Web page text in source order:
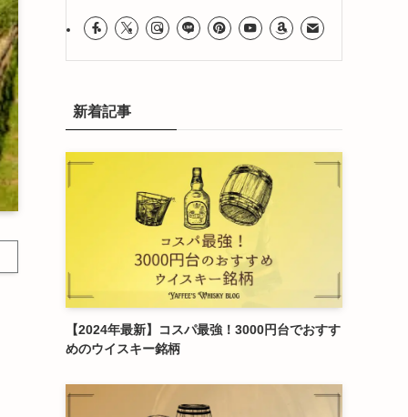
新着記事
【2024年最新】コスパ最強！3000円台でおすす
めのウイスキー銘柄